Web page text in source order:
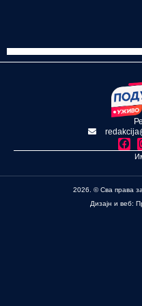
2026. © Сва права
Дизајн и веб: